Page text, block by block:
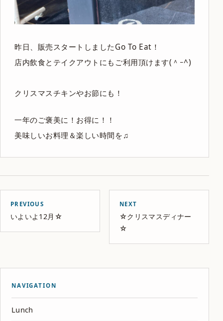
昨日、販売スタートしましたGo To Eat！
店内飲食とテイクアウトにもご利用頂けます(＾ｰ^)
クリスマスチキンやお節にも！
一年のご褒美に！お得に！！
美味しいお料理＆楽しい時間を♫
PREVIOUS
いよいよ12月☆
NEXT
☆クリスマスディナー
☆
NAVIGATION
Lunch